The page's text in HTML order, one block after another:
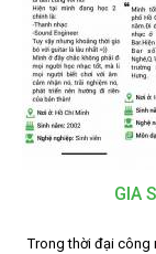
GIA
Trong thời đại công